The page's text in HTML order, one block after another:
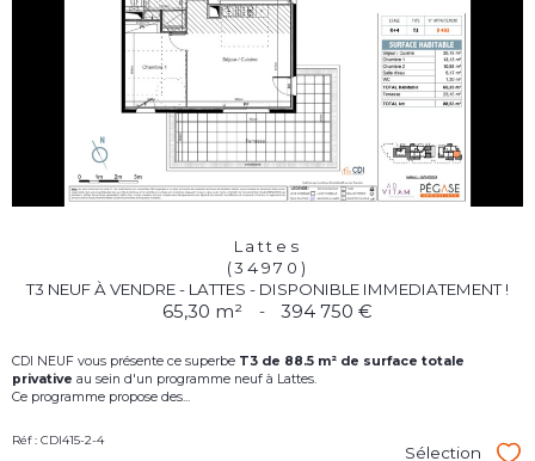
Lattes
(34970)
T3 NEUF À VENDRE - LATTES - DISPONIBLE IMMEDIATEMENT !
65,30 m² - 394 750 €
CDI NEUF vous présente ce superbe T3 d e 88.5 m² de surface totale
privative au sein d'un programme neuf à Lattes.
Ce programme propose des...
Réf : CDI415-2-4
Sélection